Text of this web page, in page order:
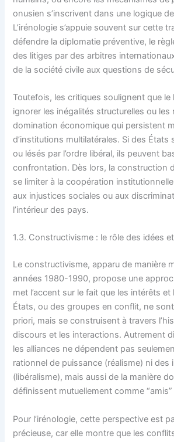
onusien s’inscrivent dans une logique
L’irénologie s’appuie souvent sur cette
défendre la diplomatie préventive, le
des litiges par des arbitres
de la société civile aux questions de
Toutefois, les critiques soulignent que le
ignorer les inégalités structurelles ou les
domination économique qui persistent
d’institutions multilatérales. Si des États
ou lésés par l’ordre libéral, ils peuvent
confrontation. Dès lors, la construction
se limiter à la coopération
aux injustices sociales ou aux
l’intérieur des pays.
1.3. Constructivisme : le rôle des idées
Le constructivisme, apparu de manière
années 1980-1990, propose une
met l’accent sur le fait que les intérêts
États, ou des groupes en conflit, ne
priori, mais se construisent à travers
discours et les interactions. Autrement
les alliances ne dépendent pas
rationnel de puissance (réalisme) ni des
(libéralisme), mais aussi de la manière
définissent mutuellement comme “amis”
Pour l’irénologie, cette perspective est
précieuse, car elle montre que les